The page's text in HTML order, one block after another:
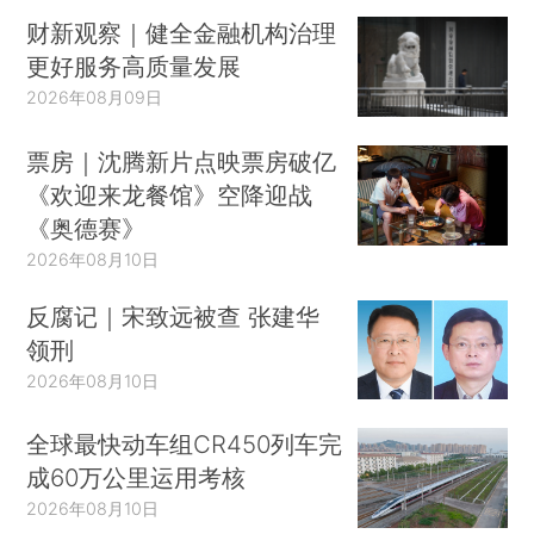
财新观察｜健全金融机构治理
更好服务高质量发展
2026年08月09日
票房｜沈腾新片点映票房破亿
《欢迎来龙餐馆》空降迎战
《奥德赛》
2026年08月10日
反腐记｜宋致远被查 张建华
领刑
2026年08月10日
全球最快动车组CR450列车完
成60万公里运用考核
2026年08月10日